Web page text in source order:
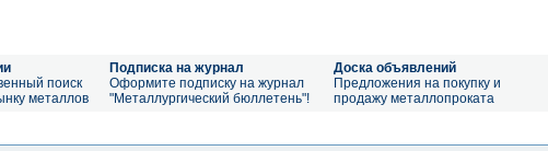
поиск
металлов
Подписка на журнал
Оформите подписку на журнал
"Металлургический бюллетень"!
Доска объявлений
Предложения на покупку и
продажу металлопроката